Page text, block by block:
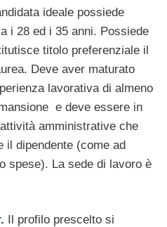
ideale possiede
i 28 ed i 35 anni. Possiede
titolo preferenziale il
Deve aver maturato
lavorativa di almeno
e deve essere in
amministrative che
il dipendente (come ad
spese). La sede di lavoro è
. Il profilo prescelto si